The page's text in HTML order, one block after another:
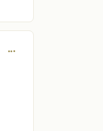
comment_34554